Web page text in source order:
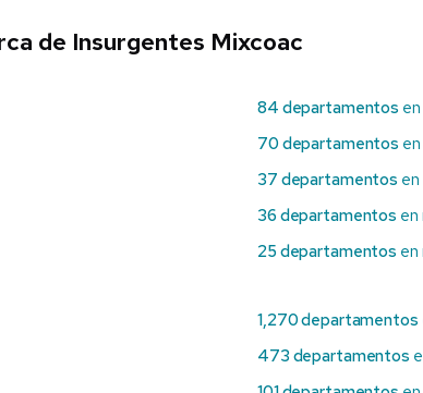
de Insurgentes Mixcoac
84 departamentos
70 departamentos
37 departamentos
36 departamentos en
25 departamentos en
1,270 departamentos
473 departamentos